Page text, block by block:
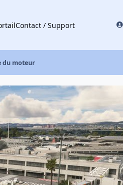
Contact / Support
du moteur